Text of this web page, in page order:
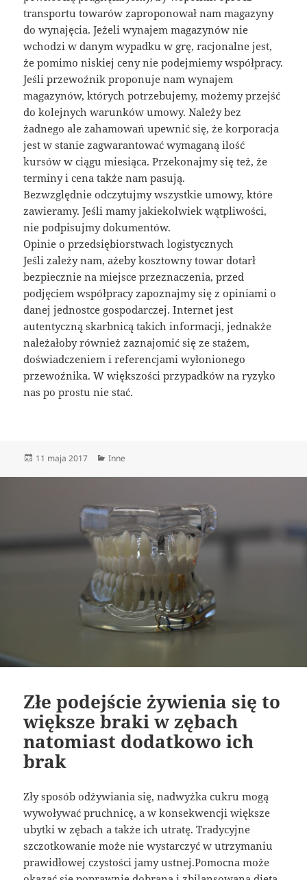
transportu towarów zaproponował nam magazyny
do wynajęcia. Jeżeli wynajem magazynów nie
wchodzi w danym wypadku w grę, racjonalne jest,
że pomimo niskiej ceny nie podejmiemy współpracy.
Jeśli przewoźnik proponuje nam wynajem
magazynów, których potrzebujemy, możemy przejść
do kolejnych warunków umowy. Należy bez
żadnego ale zahamowań upewnić się, że korporacja
jest w stanie zagwarantować wymaganą ilość
kursów w ciągu miesiąca. Przekonajmy się też, że
terminy i cena także nam pasują.
Bezwzględnie odczytujmy wszystkie umowy, które
zawieramy. Jeśli mamy jakiekolwiek wątpliwości,
nie podpisujmy dokumentów.
Opinie o przedsiębiorstwach logistycznych
Jeśli zależy nam, ażeby kosztowny towar dotarł
bezpiecznie na miejsce przeznaczenia, przed
podjęciem współpracy zapoznajmy się z opiniami o
danej jednostce gospodarczej. Internet jest
autentyczną skarbnicą takich informacji, jednakże
należałoby również zaznajomić się ze stażem,
doświadczeniem i referencjami wyłonionego
przewoźnika. W większości przypadków na ryzyko
nas po prostu nie stać.
Data
11 maja 2017 Kategorie
Inne
Złe podejście żywienia się to
większe braki w zębach
natomiast dodatkowo ich
brak
Zły sposób odżywiania się, nadwyżka cukru mogą
wywoływać pruchnicę, a w konsekwencji większe
ubytki w zębach a także ich utratę. Tradycyjne
szczotkowanie może nie wystarczyć w utrzymaniu
prawidłowej czystości jamy ustnej.Pomocna może